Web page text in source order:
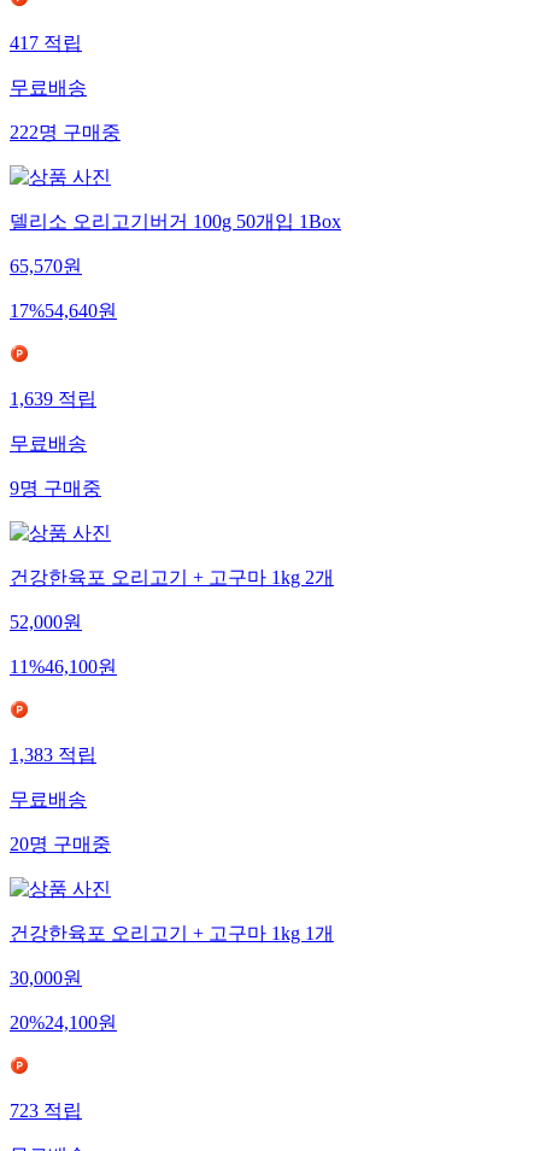
417 적립
무료배송
222명 구매중
델리소 오리고기버거 100g 50개입 1Box
65,570원
17%54,640원
1,639 적립
무료배송
9명 구매중
건강한육포 오리고기 + 고구마 1kg 2개
52,000원
11%46,100원
1,383 적립
무료배송
20명 구매중
건강한육포 오리고기 + 고구마 1kg 1개
30,000원
20%24,100원
723 적립